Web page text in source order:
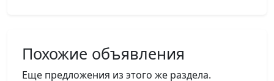
Похожие объявления
Еще предложения из этого же раздела.